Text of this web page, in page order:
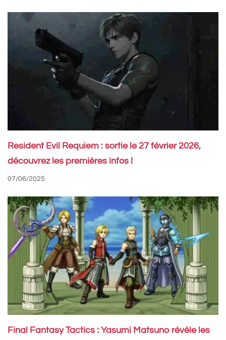
Resident Evil Requiem : sortie le 27 février 2026,
découvrez les premières infos !
07/06/2025
Final Fantasy Tactics : Yasumi Matsuno révèle les